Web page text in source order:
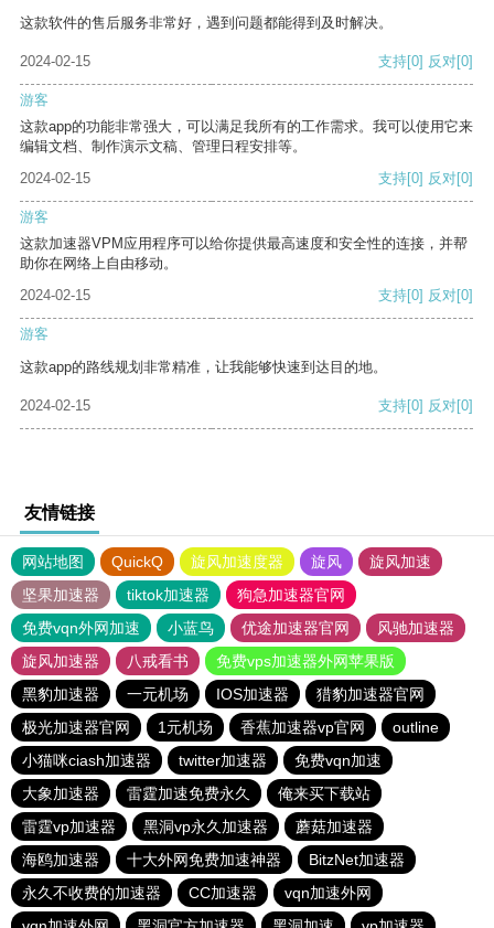
这款软件的售后服务非常好，遇到问题都能得到及时解决。
2024-02-15 支持[0] 反对[0]
游客
这款app的功能非常强大，可以满足我所有的工作需求。我可以使用它来
编辑文档、制作演示文稿、管理日程安排等。
2024-02-15
支持[0] 反对[0]
游客
这款加速器VPM应用程序可以给你提供最高速度和安全性的连接，并帮
助你在网络上自由移动。
2024-02-15
支持[0] 反对[0]
游客
这款app的路线规划非常精准，让我能够快速到达目的地。
2024-02-15 支持[0] 反对[0]
友情链接
网站地图 QuickQ 旋风加速度器 旋风
旋风加速
坚果加速器
tiktok加速器
狗急加速器官网
免费vqn外网加速
小蓝鸟 优途加速器官网
风驰加速器
旋风加速器
八戒看书
免费vps加速器外网苹果版
黑豹加速器
一元机场 IOS加速器
猎豹加速器官网
极光加速器官网
1元机场 香蕉加速器vp官网
outline
小猫咪ciash加速器
twitter加速器
免费vqn加速
大象加速器
雷霆加速免费永久
俺来买下载站
雷霆vp加速器
黑洞vp永久加速器
蘑菇加速器
海鸥加速器
十大外网免费加速神器
BitzNet加速器
永久不收费的加速器
CC加速器
vqn加速外网